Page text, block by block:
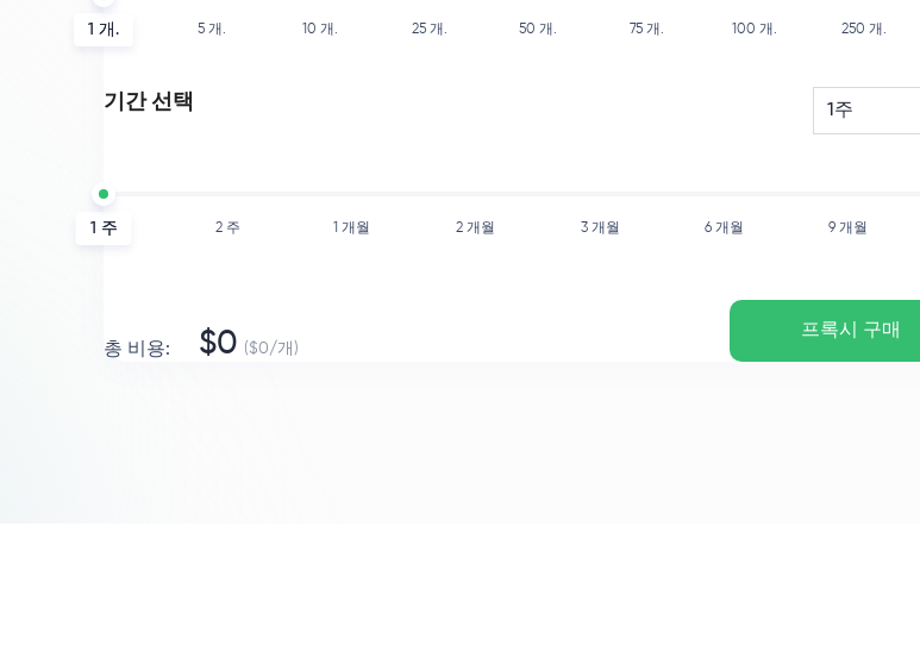
1 개. 5 개. 10 개. 25 개. 50 개. 75 개. 100 개. 250 개.
기간 선택 1주
1 주 2 주 1 개월 2 개월 3 개월 6 개월 9 개월
총 비용: $0 ($0/개 )
프록시 구매